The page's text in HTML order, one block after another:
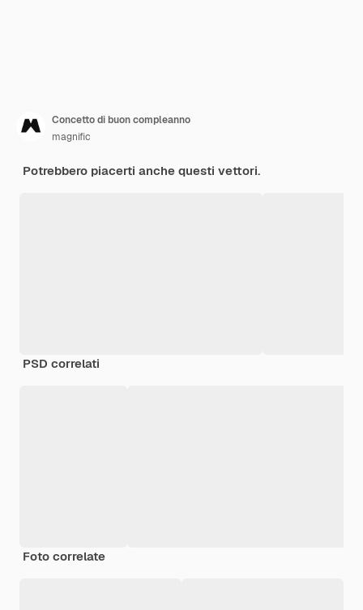
Concetto di buon compleanno
magnific
Potrebbero piacerti anche questi vettori.
PSD correlati
Foto correlate